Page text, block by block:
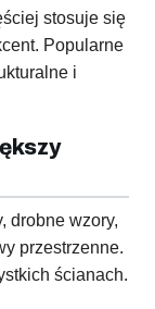
stosuje się
Popularne
i
drobne wzory,
przestrzenne.
ścianach.